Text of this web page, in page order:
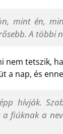
mint én,
A többi
nem tetszik,
a nap, és
hívják.
fiúknak a